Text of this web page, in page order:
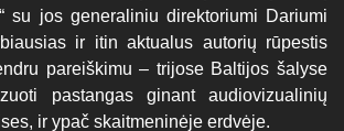
su jos generaliniu direktoriumi Dariumi
ir itin aktualus autorių rūpestis
pareiškimu – trijose Baltijos šalyse
pastangas ginant audiovizualinių
ir ypač skaitmeninėje erdvėje.